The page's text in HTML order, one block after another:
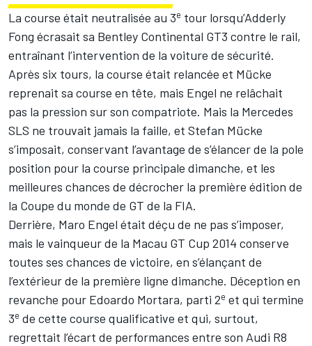
La course était neutralisée au 3e tour lorsqu’Adderly
Fong écrasait sa Bentley Continental GT3 contre le rail,
entraînant l’intervention de la voiture de sécurité.
Après six tours, la course était relancée et Mücke
reprenait sa course en tête, mais Engel ne relâchait
pas la pression sur son compatriote. Mais la Mercedes
SLS ne trouvait jamais la faille, et Stefan Mücke
s’imposait, conservant l’avantage de s’élancer de la pole
position pour la course principale dimanche, et les
meilleures chances de décrocher la première édition de
la Coupe du monde de GT de la FIA.
Derrière, Maro Engel était déçu de ne pas s’imposer,
mais le vainqueur de la Macau GT Cup 2014 conserve
toutes ses chances de victoire, en s’élançant de
l’extérieur de la première ligne dimanche. Déception en
revanche pour Edoardo Mortara, parti 2e et qui termine
3e de cette course qualificative et qui, surtout,
regrettait l’écart de performances entre son Audi R8